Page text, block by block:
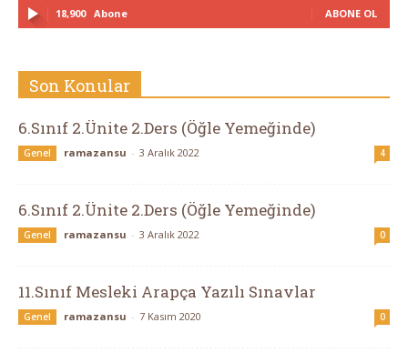
Öğren
18,900 Abone ABONE OL
Son Konular
6.Sınıf 2.Ünite 2.Ders (Öğle Yemeğinde)
Genel ramazansu - 3 Aralık 2022 4
6.Sınıf 2.Ünite 2.Ders (Öğle Yemeğinde)
Genel ramazansu - 3 Aralık 2022 0
11.Sınıf Mesleki Arapça Yazılı Sınavlar
Genel ramazansu - 7 Kasım 2020 0